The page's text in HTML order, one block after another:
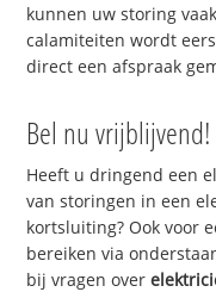
kunnen uw storing
calamiteiten wordt
direct een afspraak
Bel nu vrijblijvend!
Heeft u dringend een
van storingen in een
kortsluiting? Ook voor
bereiken via
bij vragen over